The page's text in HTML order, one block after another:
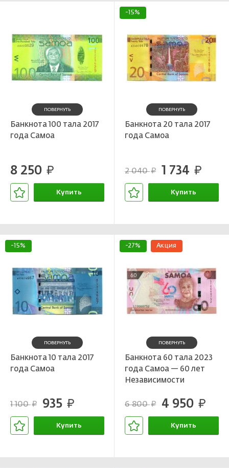
ПОВЕРНУТЬ
Банкнота 100 тала 2017
года Самоа
8 250 руб.
Купить
-15%
ПОВЕРНУТЬ
Банкнота 20 тала 2017
года Самоа
2 040руб. 1 734 руб.
Купить
-15%
ПОВЕРНУТЬ
Банкнота 10 тала 2017
года Самоа
1 100руб. 935 руб.
Купить
-27% Акция
ПОВЕРНУТЬ
Банкнота 60 тала 2023
года Самоа — 60 лет
Независимости
6 800руб. 4 950 руб.
Купить